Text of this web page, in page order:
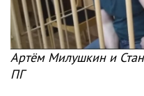
Артём Милушкин и
ПГ